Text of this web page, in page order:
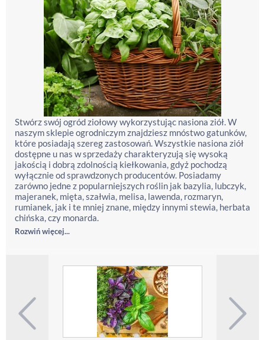
Stwórz swój ogród ziołowy wykorzystując nasiona ziół. W
naszym sklepie ogrodniczym znajdziesz mnóstwo gatunków,
które posiadają szereg zastosowań. Wszystkie nasiona ziół
dostępne u nas w sprzedaży charakteryzują się wysoką
jakością i dobrą zdolnością kiełkowania, gdyż pochodzą
wyłącznie od sprawdzonych producentów. Posiadamy
zarówno jedne z popularniejszych roślin jak bazylia, lubczyk,
majeranek, mięta, szałwia, melisa, lawenda, rozmaryn,
rumianek, jak i te mniej znane, między innymi stewia, herbata
chińska, czy monarda.
Rozwiń więcej...